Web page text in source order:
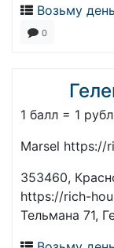
Возьму
0
1 балл = 1
Marsel https://
353460,
https://rich-
Тельмана 71,